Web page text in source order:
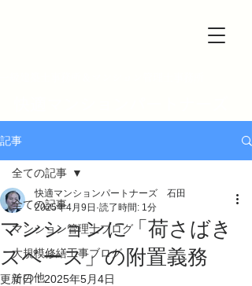
記事
全ての記事
マンション管理士ブログ
大規模修繕工事ブログ
その他
全ての記事
マンションに「荷さばき
スペース」の附置義務
快適マンションパートナーズ 石田
2025年4月9日 読了時間: 1分
更新日：2025年5月4日